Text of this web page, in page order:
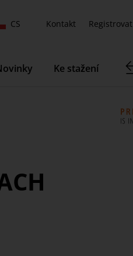
CS Kontakt Registrovat
Ke stažení